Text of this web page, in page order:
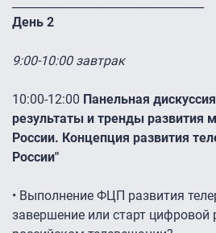
День 2
9:00-10:00 завтрак
10:00-12:00 Панельная
результаты и тренды развития
России. Концепция развития
России"
• Выполнение ФЦП развития
завершение или старт цифровой